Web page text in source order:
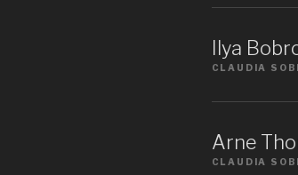
Ilya
CLAUDIA
Arne
CLAUDIA